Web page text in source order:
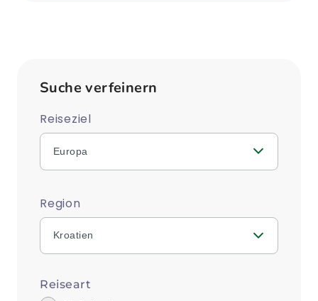
Suche verfeinern
Reiseziel
Europa
Region
Kroatien
Reiseart